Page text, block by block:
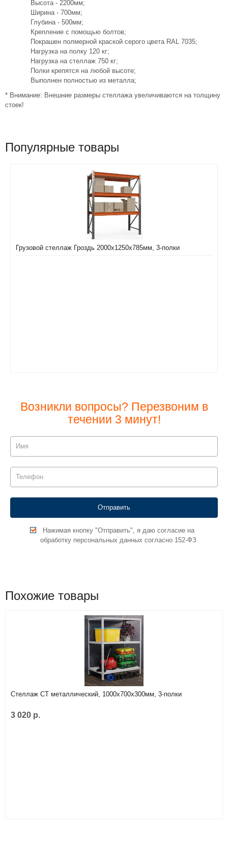
Высота - 2200мм;
Ширина - 700мм;
Глубина - 500мм;
Крепление с помощью болтов;
Покрашен полмерной краской серого цвета RAL 7035;
Нагрузка на полку 120 кг;
Нагрузка на стеллаж 750 кг;
Полки крепятся на любой высоте;
Выполнен полностью из металла;
* Внимание: Внешние размеры стеллажа увеличиваются на толщину
стоек!
Популярные товары
Грузовой стеллаж Гроздь 2000х1250х785мм, 3-полки
Возникли вопросы? Перезвоним в
течении 3 минут!
Нажимая кнопку "Отправить", я даю согласие на
обработку персональных данных согласно 152-ФЗ
Похожие товары
Стеллаж СТ металлический, 1000х700х300мм, 3-полки
3 020 р.